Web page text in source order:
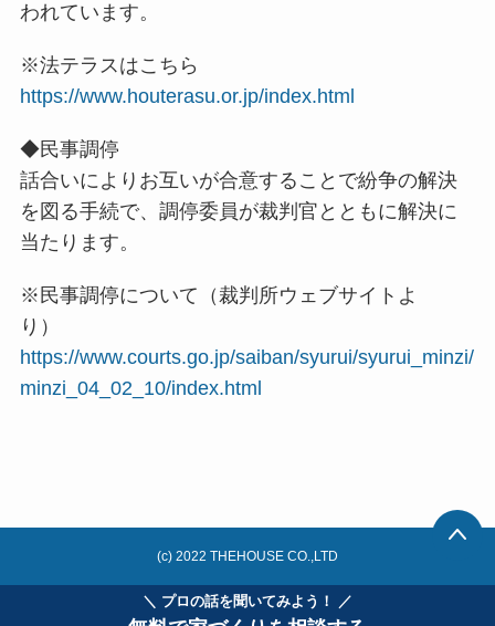
＼ プロの話を聞いてみよう！ ／
われています。
※法テラスはこちら
https://www.houterasu.or.jp/index.html
◆民事調停
話合いによりお互いが合意することで紛争の解決
を図る手続で、調停委員が裁判官とともに解決に
当たります。
※民事調停について（裁判所ウェブサイトよ
り）
https://www.courts.go.jp/saiban/syurui/syurui_minzi/
minzi_04_02_10/index.html
(c) 2022 THEHOUSE CO.,LTD